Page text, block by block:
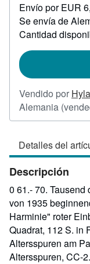
2,50
Envío por EUR
Se envía de
Cantidad
Vendido por
Alemania
Detalles del
Descripción
0 61.- 70.
von 1935
Harminie" roter
Quadrat, 112 S. in
Altersspuren am
Altersspuren, CC-2.